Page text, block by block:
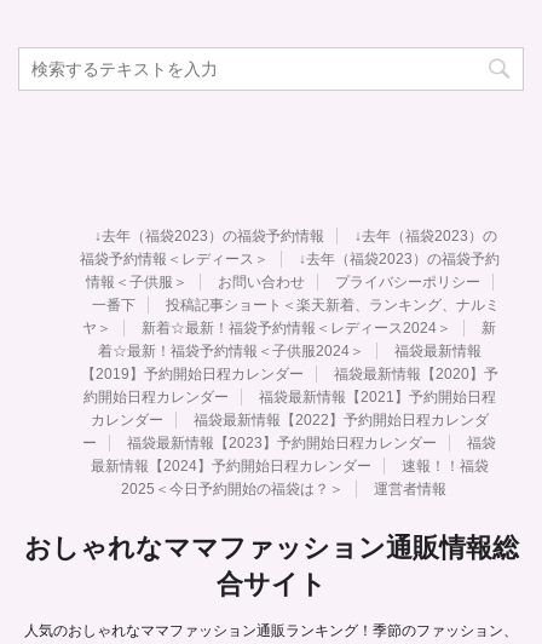
↓去年（福袋2023）の福袋予約情報
↓去年（福袋2023）の
福袋予約情報＜レディース＞
↓去年（福袋2023）の福袋予約
情報＜子供服＞
お問い合わせ
プライバシーポリシー
一番下
投稿記事ショート＜楽天新着、ランキング、ナルミ
ヤ＞
新着☆最新！福袋予約情報＜レディース2024＞
新
着☆最新！福袋予約情報＜子供服2024＞
福袋最新情報
【2019】予約開始日程カレンダー
福袋最新情報【2020】予
約開始日程カレンダー
福袋最新情報【2021】予約開始日程
カレンダー
福袋最新情報【2022】予約開始日程カレンダ
ー
福袋最新情報【2023】予約開始日程カレンダー
福袋
最新情報【2024】予約開始日程カレンダー
速報！！福袋
2025＜今日予約開始の福袋は？＞
運営者情報
おしゃれなママファッション通販情報総
合サイト
人気のおしゃれなママファッション通販ランキング！季節のファッション、